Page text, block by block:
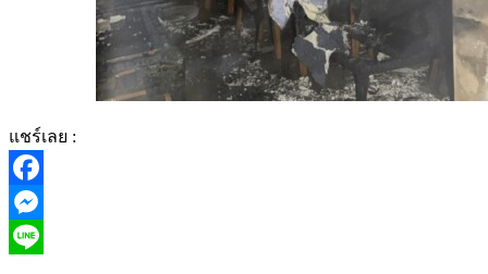
แชร์เลย :
Facebook
Messenger